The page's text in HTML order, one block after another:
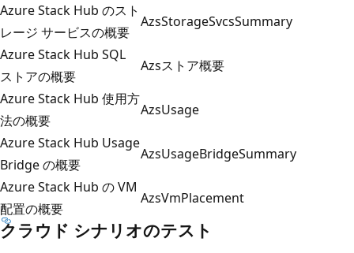
Azure Stack Hub のスト
レージ サービスの概要
AzsStorageSvcsSummary
Azure Stack Hub SQL
ストアの概要
Azsストア概要
Azure Stack Hub 使用方
法の概要
AzsUsage
Azure Stack Hub Usage
Bridge の概要
AzsUsageBridgeSummary
Azure Stack Hub の VM
配置の概要
AzsVmPlacement
クラウド シナリオのテスト